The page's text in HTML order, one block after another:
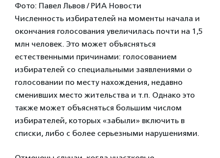
Фото: Павел Львов / РИА Новости
Численность избирателей на моменты начала и
окончания голосования увеличилась почти на 1,5
млн человек. Это может объясняться
естественными причинами: голосованием
избирателей со специальными заявлениями о
голосовании по месту нахождения, недавно
сменивших место жительства и т.п. Однако это
также может объясняться большим числом
избирателей, которых «забыли» включить в
списки, либо с более серьезными нарушениями.